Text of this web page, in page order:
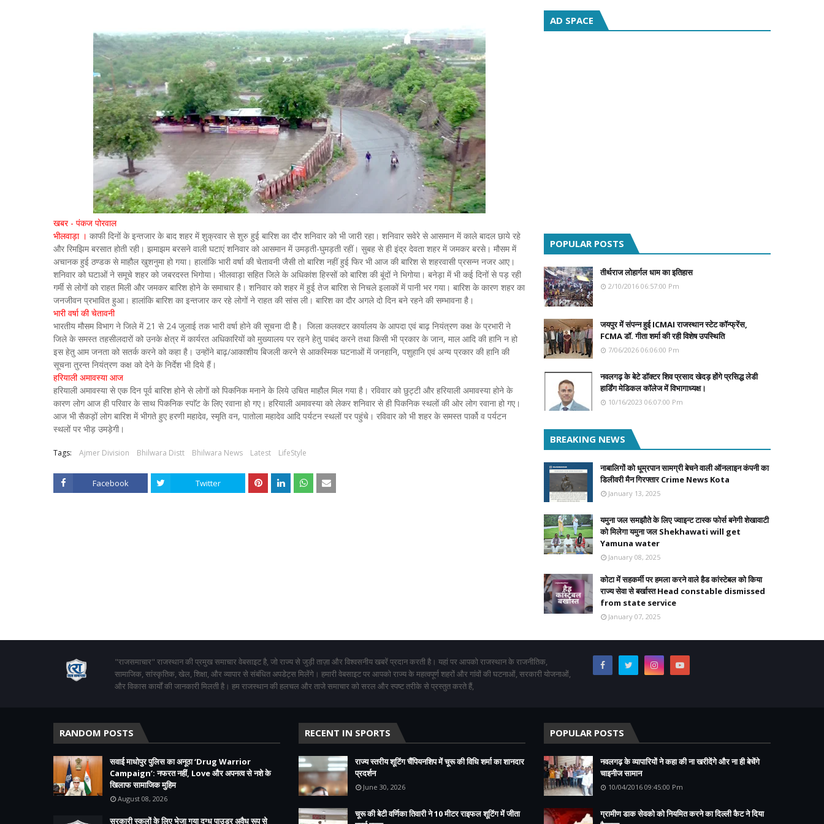
खबर - पंकज पोरवाल
भीलवाड़ा । काफी दिनों के इन्तजार के बाद शहर में शुक्रवार से शुरु हुई बारिश का दौर शनिवार को भी जारी रहा। शनिवार सवेरे से आसमान में काले बादल छाये रहे
और रिमझिम बरसात होती रही। झमाझम बरसने वाली घटाएं शनिवार को आसमान में उमड़ती-घुमड़ती रहीं। सुबह से ही इंद्र देवता शहर में जमकर बरसे। मौसम में
अचानक हुई ठण्डक से माहौल खुशनुमा हो गया। हालांकि भारी वर्षा की चेतावनी जैसी तो बारिश नहीं हुई फिर भी आज की बारिश से शहरवासी प्रसन्न नजर आए।
शनिवार को घटाओं ने समूचे शहर को जबरदस्त भिगोया। भीलवाड़ा सहित जिले के अधिकांश हिस्सों को बारिश की बूंदों ने भिगोया। बनेड़ा में भी कई दिनों से पड़ रही
गर्मी से लोगों को राहत मिली और जमकर बारिश होने के समाचार है। शनिवार को शहर में हुई तेज बारिश से निचले इलाकों में पानी भर गया। बारिश के कारण शहर का
जनजीवन प्रभावित हुआ। हालांकि बारिश का इन्तजार कर रहे लोगों ने राहत की सांस ली। बारिश का दौर अगले दो दिन बने रहने की सम्भावना है।
भारी वर्षा की चेतावनी
भारतीय मौसम विभाग ने जिले में 21 से 24 जुलाई तक भारी वर्षा होने की सूचना दी हेै। जिला कलक्टर कार्यालय के आपदा एवं बाढ़ नियंत्रण कक्ष के प्रभारी ने
जिले के समस्त तहसीलदारों को उनके क्षेत्र में कार्यरत अधिकारियों को मुख्यालय पर रहने हेतु पाबंद करने तथा किसी भी प्रकार के जान, माल आदि की हानि न हो
इस हेतु आम जनता को सतर्क करने को कहा है। उन्होंने बाढ़/आकाशीय बिजली करने से आकस्मिक घटनाओं में जनहानि, पशुहानि एवं अन्य प्रकार की हानि की
सूचना तुरन्त नियंत्रण कक्ष को देने के निर्देश भी दिये हैं।
हरियाली अमावस्या आज
हरियाली अमावस्या से एक दिन पूर्व बारिश होने से लोगों को पिकनिक मनाने के लिये उचित माहौल मिल गया है। रविवार को छुट्टी और हरियाली अमावस्या होने के
कारण लोग आज ही परिवार के साथ पिकनिक स्पाॅट के लिए रवाना हो गए। हरियाली अमावस्या को लेकर शनिवार से ही पिकनिक स्थलों की ओर लोग रवाना हो गए।
आज भी सैकड़ों लोग बारिश में भीगते हुए हरणी महादेव, स्मृति वन, पातोला महादेव आदि पर्यटन स्थलों पर पहुंचे। रविवार को भी शहर के समस्त पार्को व पर्यटन
स्थलों पर भीड़ उमड़ेगी।
Tags: Ajmer Division Bhilwara Distt Bhilwara News Latest LifeStyle
Facebook Twitter
AD SPACE
POPULAR POSTS
तीर्थराज लोहार्गल धाम का इतिहास
2/10/2016 06:57:00 Pm
जयपुर में संपन्न हुई ICMAI राजस्थान स्टेट कॉन्फ्रेंस,
FCMA डॉ. गीता शर्मा की रही विशेष उपस्थिति
7/06/2026 06:06:00 Pm
नवलगढ़ के बेटे डॉक्टर शिव प्रसाद खेदड़ होंगे प्रसिद्ध लेडी
हार्डिंग मेडिकल कॉलेज में विभागाध्यक्ष।
10/16/2023 06:07:00 Pm
BREAKING NEWS
नाबालिगों को धूम्रपान सामग्री बेचने वाली ऑनलाइन कंपनी का
डिलीवरी मैन गिरफ्तार Crime News Kota
January 13, 2025
यमुना जल समझौते के लिए ज्वाइन्ट टास्क फोर्स बनेगी शेखावाटी
को मिलेगा यमुना जल Shekhawati will get
Yamuna water
January 08, 2025
कोटा में सहकर्मी पर हमला करने वाले हैड कांस्टेबल को किया
राज्य सेवा से बर्खास्त Head constable dismissed
from state service
January 07, 2025
"राजसमाचार" राजस्थान की प्रमुख समाचार वेबसाइट है, जो राज्य से जुड़ी ताज़ा और विश्वसनीय खबरें प्रदान करती है। यहां पर आपको राजस्थान के राजनीतिक,
सामाजिक, सांस्कृतिक, खेल, शिक्षा, और व्यापार से संबंधित अपडेट्स मिलेंगे। हमारी वेबसाइट पर आपको राज्य के महत्वपूर्ण शहरों और गांवों की घटनाओं, सरकारी योजनाओं,
और विकास कार्यों की जानकारी मिलती है। हम राजस्थान की हलचल और ताजे समाचार को सरल और स्पष्ट तरीके से प्रस्तुत करते हैं,
RANDOM POSTS
सवाई माधोपुर पुलिस का अनूठा ‘Drug Warrior
Campaign’: नफरत नहीं, Love और अपनत्व से नशे के
खिलाफ सामाजिक मुहिम
August 08, 2026
सरकारी स्कूलों के लिए भेजा गया दुग्ध पाउडर अवैध रूप से
RECENT IN SPORTS
राज्य स्तरीय शूटिंग चैंपियनशिप में चूरू की विधि शर्मा का शानदार
प्रदर्शन
June 30, 2026
चूरू की बेटी वर्णिका तिवारी ने 10 मीटर राइफल शूटिंग में जीता
POPULAR POSTS
नवलगढ़ के व्यापारियों ने कहा की ना खरीदेंगे और ना ही बेचेंगे
चाइनीज सामान
10/04/2016 09:45:00 Pm
ग्रामीण डाक सेवको को नियमित करने का दिल्ली कैट ने दिया